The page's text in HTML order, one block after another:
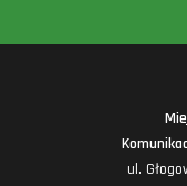
ul.